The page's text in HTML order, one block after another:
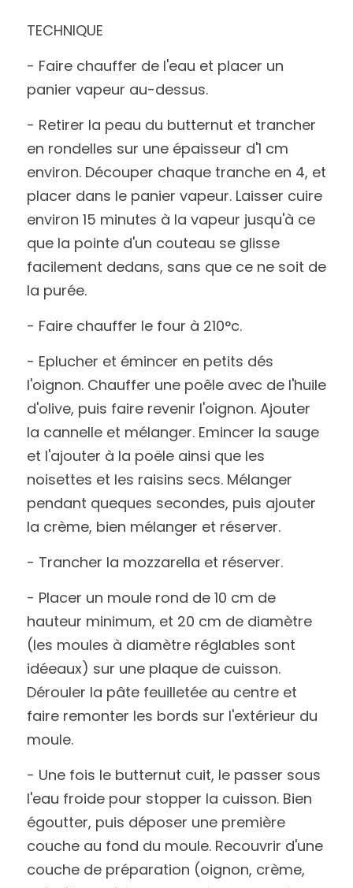
TECHNIQUE
- Faire chauffer de l'eau et placer un
panier vapeur au-dessus.
- Retirer la peau du butternut et trancher
en rondelles sur une épaisseur d'1 cm
environ. Découper chaque tranche en 4, et
placer dans le panier vapeur. Laisser cuire
environ 15 minutes à la vapeur jusqu'à ce
que la pointe d'un couteau se glisse
facilement dedans, sans que ce ne soit de
la purée.
- Faire chauffer le four à 210°c.
- Eplucher et émincer en petits dés
l'oignon. Chauffer une poêle avec de l'huile
d'olive, puis faire revenir l'oignon. Ajouter
la cannelle et mélanger. Emincer la sauge
et l'ajouter à la poële ainsi que les
noisettes et les raisins secs. Mélanger
pendant queques secondes, puis ajouter
la crème, bien mélanger et réserver.
- Trancher la mozzarella et réserver.
- Placer un moule rond de 10 cm de
hauteur minimum, et 20 cm de diamètre
(les moules à diamètre réglables sont
idéeaux) sur une plaque de cuisson.
Dérouler la pâte feuilletée au centre et
faire remonter les bords sur l'extérieur du
moule.
- Une fois le butternut cuit, le passer sous
l'eau froide pour stopper la cuisson. Bien
égoutter, puis déposer une première
couche au fond du moule. Recouvrir d'une
couche de préparation (oignon, crème,